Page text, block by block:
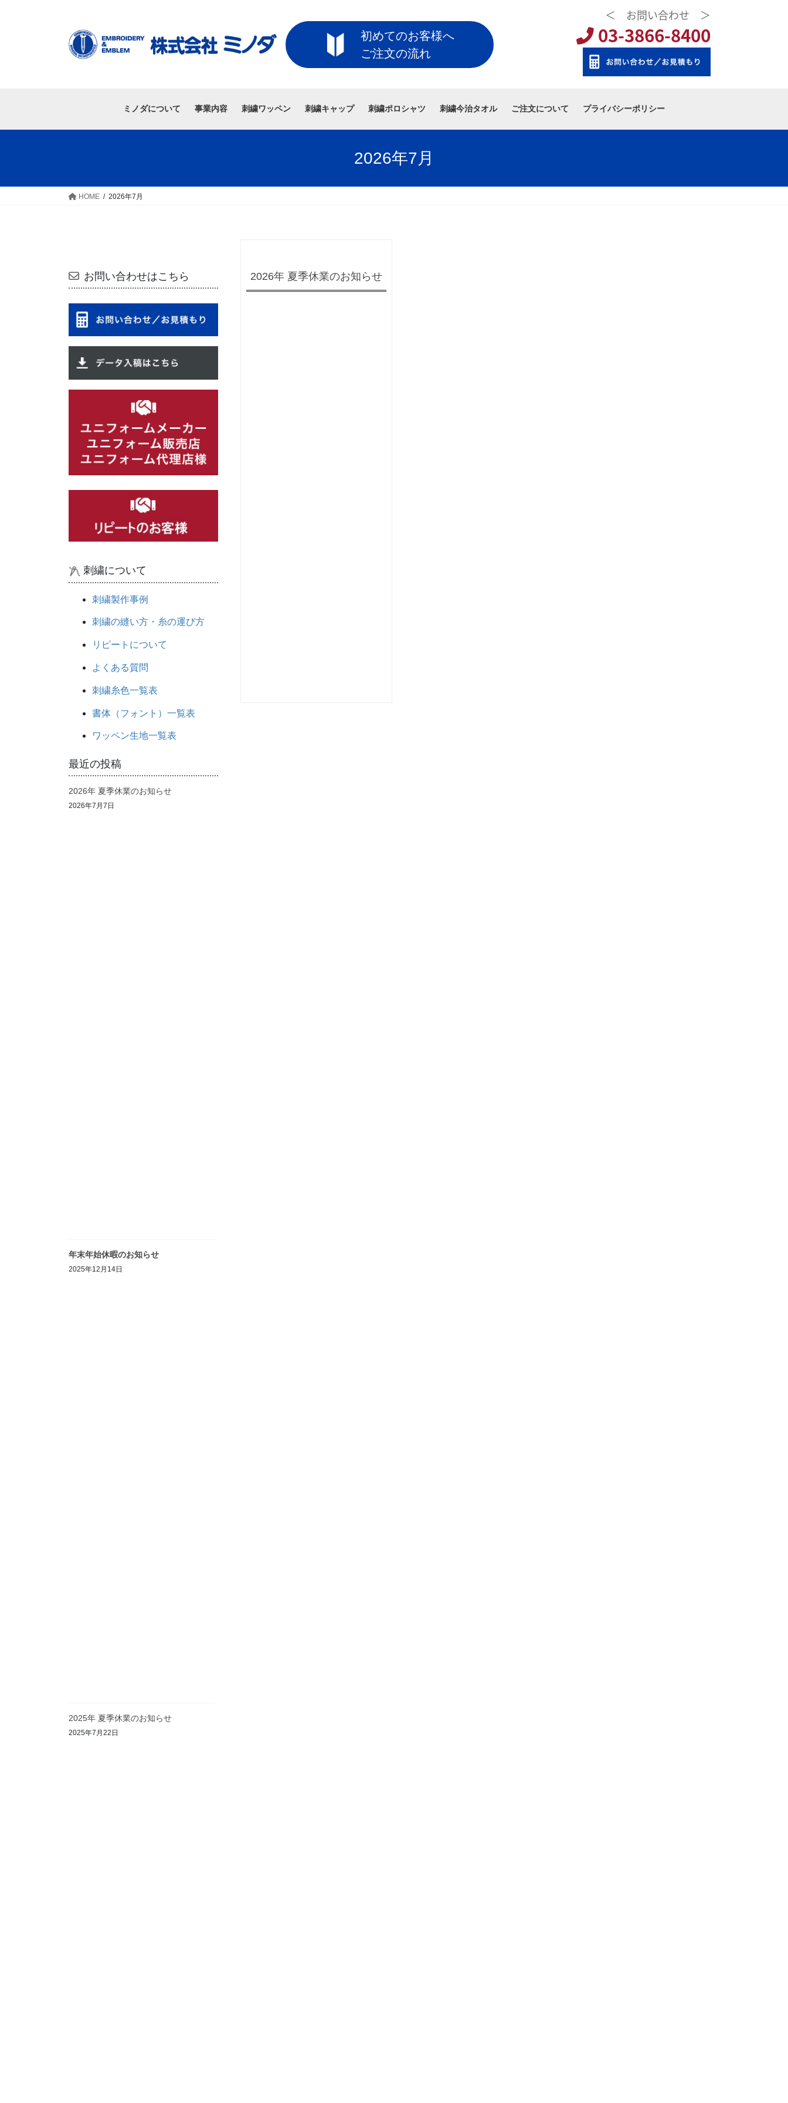
初めてのお客様へ
ご注文の流れ
＜ お問い合わせ ＞
03-3866-8400
ミノダについて 事業内容 刺繍ワッペン 刺繍キャップ 刺繍ポロシャツ 刺繍今治タオル ご注文について プライバシーポリシー
2026年7月
HOME 2026年7月
2026年 夏季休業のお知らせ
お問い合わせはこちら
刺繍について
刺繍製作事例
刺繍の縫い方・糸の運び方
リピートについて
よくある質問
刺繍糸色一覧表
書体（フォント）一覧表
ワッペン生地一覧表
最近の投稿
2026年 夏季休業のお知らせ
2026年7月7日
年末年始休暇のお知らせ
2025年12月14日
2025年 夏季休業のお知らせ
2025年7月22日